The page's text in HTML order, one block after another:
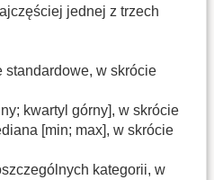
jednej z trzech
standardowe, w skrócie
kwartyl górny], w skrócie
[min; max], w skrócie
kategorii, w